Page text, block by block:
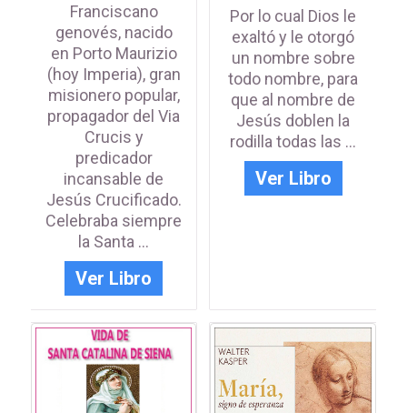
Franciscano
genovés, nacido
en Porto Maurizio
(hoy Imperia), gran
misionero popular,
propagador del Via
Crucis y
predicador
incansable de
Jesús Crucificado.
Celebraba siempre
la Santa ...
Ver Libro
Por lo cual Dios le
exaltó y le otorgó
un nombre sobre
todo nombre, para
que al nombre de
Jesús doblen la
rodilla todas las ...
Ver Libro